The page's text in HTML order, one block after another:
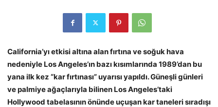
California’yı etkisi altına alan fırtına ve soğuk hava
nedeniyle Los Angeles’ın bazı kısımlarında 1989’dan bu
yana ilk kez “kar fırtınası” uyarısı yapıldı. Güneşli günleri
ve palmiye ağaçlarıyla bilinen Los Angeles’taki
Hollywood tabelasının önünde uçuşan kar taneleri sıradışı